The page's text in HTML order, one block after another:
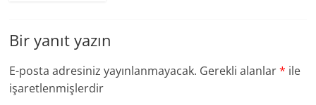
Bir yanıt yazın
E-posta adresiniz yayınlanmayacak. Gerekli alanlar* ile
işaretlenmişlerdir